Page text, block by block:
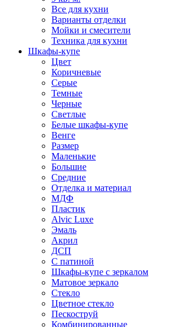
Все для кухни
Варианты отделки
Мойки и смесители
Техника для кухни
Шкафы-купе
Цвет
Коричневые
Серые
Темные
Черные
Светлые
Белые шкафы-купе
Венге
Размер
Маленькие
Большие
Средние
Отделка и материал
МДФ
Пластик
Alvic Luxe
Эмаль
Акрил
ДСП
С патиной
Шкафы-купе с зеркалом
Матовое зеркало
Стекло
Цветное стекло
Пескоструй
Комбинированные